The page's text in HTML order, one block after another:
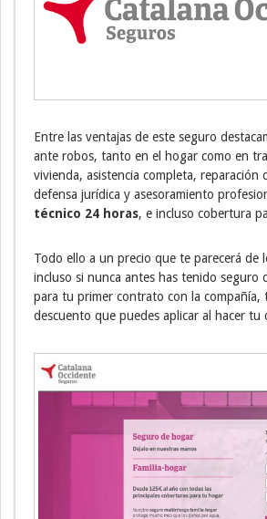
Entre las ventajas de este seguro
ante robos, tanto en el hogar como en
vivienda, asistencia completa, reparación
defensa jurídica y asesoramiento
técnico 24 horas, e incluso cobertura
Todo ello a un precio que te parecerá de
incluso si nunca antes has tenido seguro
para tu primer contrato con la compañía,
descuento que puedes aplicar al hacer tu